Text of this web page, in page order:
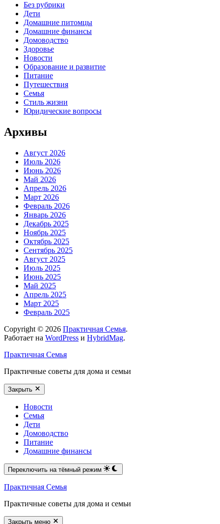
Без рубрики
Дети
Домашние питомцы
Домашние финансы
Домоводство
Здоровье
Новости
Образование и развитие
Питание
Путешествия
Семья
Стиль жизни
Юридические вопросы
Архивы
Август 2026
Июль 2026
Июнь 2026
Май 2026
Апрель 2026
Март 2026
Февраль 2026
Январь 2026
Декабрь 2025
Ноябрь 2025
Октябрь 2025
Сентябрь 2025
Август 2025
Июль 2025
Июнь 2025
Май 2025
Апрель 2025
Март 2025
Февраль 2025
Copyright © 2026 Практичная Семья.
Работает на WordPress и HybridMag.
Практичная Семья
Практичные советы для дома и семьи
Закрыть
Новости
Семья
Дети
Домоводство
Питание
Домашние финансы
Переключить на тёмный режим
Практичная Семья
Практичные советы для дома и семьи
Закрыть меню